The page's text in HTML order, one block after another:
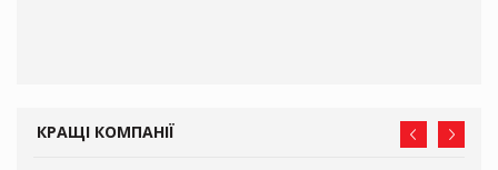
КРАЩІ КОМПАНІЇ